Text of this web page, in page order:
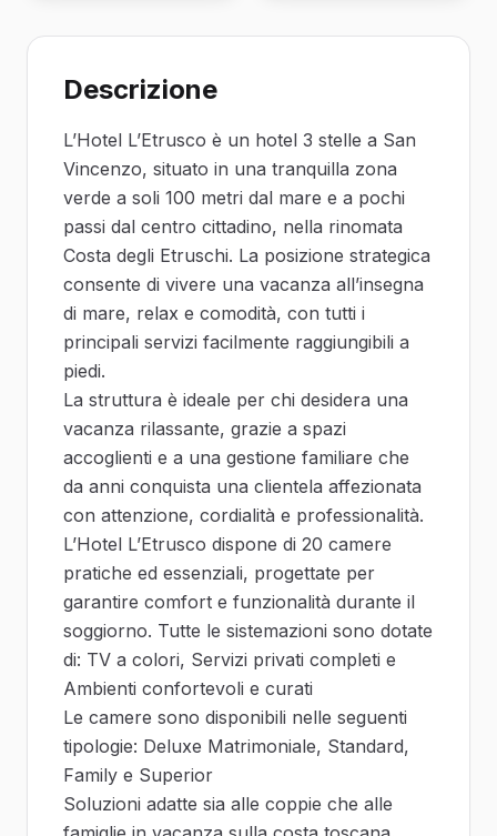
Descrizione
L’Hotel L’Etrusco è un hotel 3 stelle a San
Vincenzo, situato in una tranquilla zona
verde a soli 100 metri dal mare e a pochi
passi dal centro cittadino, nella rinomata
Costa degli Etruschi. La posizione strategica
consente di vivere una vacanza all’insegna
di mare, relax e comodità, con tutti i
principali servizi facilmente raggiungibili a
piedi.
La struttura è ideale per chi desidera una
vacanza rilassante, grazie a spazi
accoglienti e a una gestione familiare che
da anni conquista una clientela affezionata
con attenzione, cordialità e professionalità.
L’Hotel L’Etrusco dispone di 20 camere
pratiche ed essenziali, progettate per
garantire comfort e funzionalità durante il
soggiorno. Tutte le sistemazioni sono dotate
di: TV a colori, Servizi privati completi e
Ambienti confortevoli e curati
Le camere sono disponibili nelle seguenti
tipologie: Deluxe Matrimoniale, Standard,
Family e Superior
Soluzioni adatte sia alle coppie che alle